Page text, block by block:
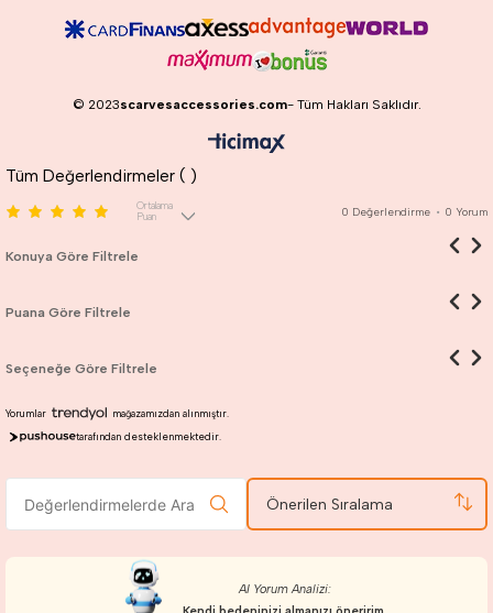
© 2023scarvesaccessories.com- Tüm Hakları Saklıdır.
Tüm Değerlendirmeler ( )
Ortalama
Puan
0 Değerlendirme • 0 Yorum
Konuya Göre Filtrele
Puana Göre Filtrele
Seçeneğe Göre Filtrele
Yorumlar
mağazamızdan alınmıştır.
tarafından desteklenmektedir.
Önerilen Sıralama
AI Yorum Analizi: